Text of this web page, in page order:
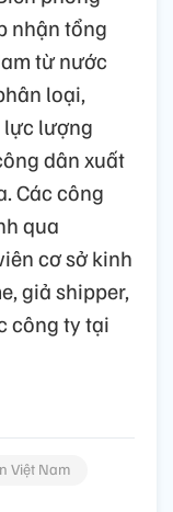
nhận tổng
từ nước
loại,
lực lượng
dân xuất
Các công
qua
cơ sở kinh
giả shipper,
công ty tại
Việt Nam